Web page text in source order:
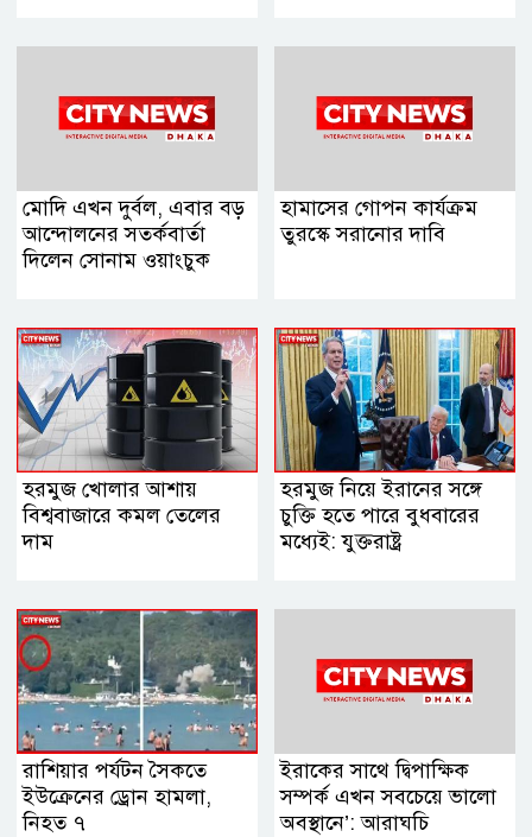
মোদি এখন দুর্বল, এবার বড়
আন্দোলনের সতর্কবার্তা
দিলেন সোনাম ওয়াংচুক
হামাসের গোপন কার্যক্রম
তুরস্কে সরানোর দাবি
হরমুজ খোলার আশায়
বিশ্ববাজারে কমল তেলের
দাম
হরমুজ নিয়ে ইরানের সঙ্গে
চুক্তি হতে পারে বুধবারের
মধ্যেই: যুক্তরাষ্ট্র
রাশিয়ার পর্যটন সৈকতে
ইউক্রেনের ড্রোন হামলা,
নিহত ৭
ইরাকের সাথে দ্বিপাক্ষিক
সম্পর্ক এখন সবচেয়ে ভালো
অবস্থানে’: আরাঘচি